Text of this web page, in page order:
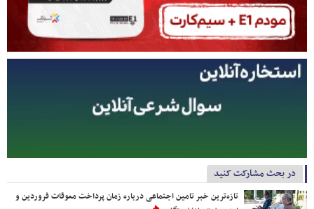
در بحث مشارکت کنید
تازه‌ترین خبر تامین اجتماعی درباره زمان پرداخت معوقات فروردین و